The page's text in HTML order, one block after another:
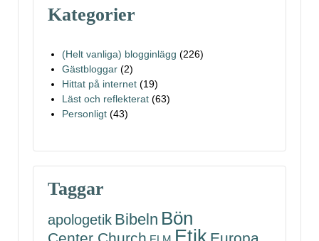
Kategorier
(Helt vanliga) blogginlägg (226)
Gästbloggar (2)
Hittat på internet (19)
Läst och reflekterat (63)
Personligt (43)
Taggar
apologetik Bibeln Bön
Etik Europa